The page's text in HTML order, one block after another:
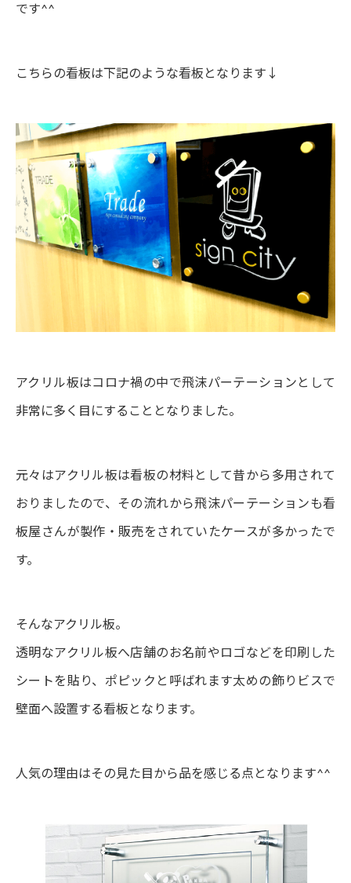
です^^
こちらの看板は下記のような看板となります↓
アクリル板はコロナ禍の中で飛沫パーテーションとして
非常に多く目にすることとなりました。
元々はアクリル板は看板の材料として昔から多用されて
おりましたので、その流れから飛沫パーテーションも看
板屋さんが製作・販売をされていたケースが多かったで
す。
そんなアクリル板。
透明なアクリル板へ店舗のお名前やロゴなどを印刷した
シートを貼り、ポピックと呼ばれます太めの飾りビスで
壁面へ設置する看板となります。
人気の理由はその見た目から品を感じる点となります^^